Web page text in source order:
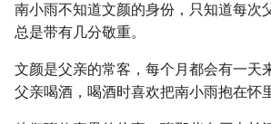
南小雨不知道文颜的身份，只知道每次
总是带有几分敬重。
文颜是父亲的常客，每个月都会有一天
父亲喝酒，喝酒时喜欢把南小雨抱在怀